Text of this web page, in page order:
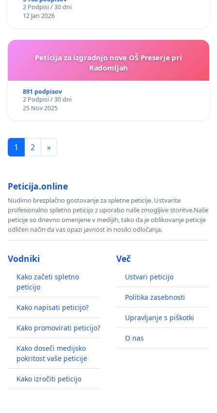
2 Podpisi / 30 dni
12 Jan 2026
Peticija za izgradnjo nove OŠ Preserje pri
Radomljah
891 podpisov
2 Podpisi / 30 dni
25 Nov 2025
1 2 »
Peticija.online
Nudimo brezplačno gostovanje za spletne peticije. Ustvarite
profesionalno spletno peticijo z uporabo naše zmogljive storitve.Naše
peticije so dnevno omenjene v medijih, tako da je oblikovanje peticije
odličen način da vas opazi javnost in nosilci odločanja.
Vodniki
Kako začeti spletno
peticijo
Kako napisati peticijo?
Kako promovirati peticijo?
Kako doseči medijsko
pokritost vaše peticije
Kako izročiti peticijo
Več
Ustvari peticijo
Politika zasebnosti
Upravljanje s piškotki
O nas